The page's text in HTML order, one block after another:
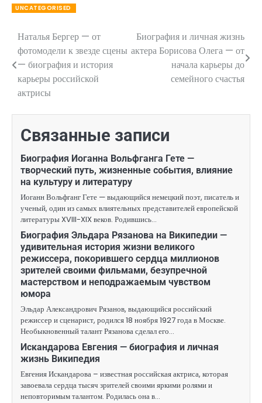
UNCATEGORISED
Навигация
по
записям
Наталья Бергер — от
фотомодели к звезде сцены
— биография и история
карьеры российской
актрисы
Биография и личная жизнь
актера Борисова Олега — от
начала карьеры до
семейного счастья
Связанные записи
Биография Иоганна Вольфганга Гете —
творческий путь, жизненные события, влияние
на культуру и литературу
Иоганн Вольфганг Гете — выдающийся немецкий поэт, писатель и
ученый, один из самых влиятельных представителей европейской
литературы XVIII-XIX веков. Родившись…
Биография Эльдара Рязанова на Википедии —
удивительная история жизни великого
режиссера, покорившего сердца миллионов
зрителей своими фильмами, безупречной
мастерством и неподражаемым чувством
юмора
Эльдар Александрович Рязанов, выдающийся российский
режиссер и сценарист, родился 18 ноября 1927 года в Москве.
Необыкновенный талант Рязанова сделал его…
Искандарова Евгения — биография и личная
жизнь Википедия
Евгения Искандарова – известная российская актриса, которая
завоевала сердца тысяч зрителей своими яркими ролями и
неповторимым талантом. Родилась она в…